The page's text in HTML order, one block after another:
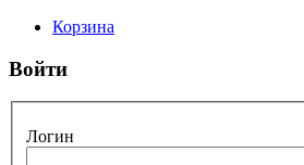
Корзина
Войти
Логин